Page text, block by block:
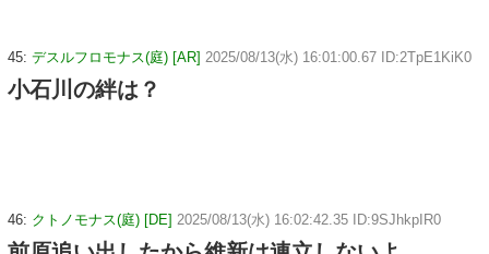
45: デスルフロモナス(庭) [AR] 2025/08/13(水) 16:01:00.67 ID:2TpE1KiK0
小石川の絆は？
46: クトノモナス(庭) [DE] 2025/08/13(水) 16:02:42.35 ID:9SJhkpIR0